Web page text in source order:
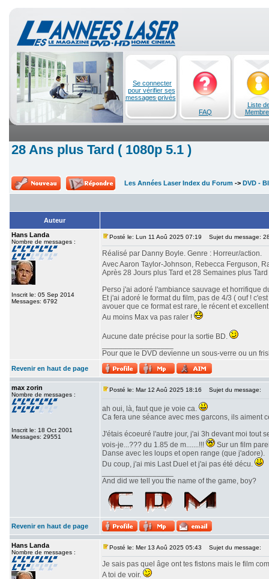
Se connecter
pour vérifier ses
messages privés
FAQ
Liste
28 Ans plus Tard ( 1080p 5.1 )
Les Années Laser Index du Forum -> DVD -
Auteur
Hans Landa
Nombre de messages :
Inscrit le: 05 Sep 2014
Messages: 6792
Posté le: Lun 11 Aoû 2025 07:19 Sujet du message:
Réalisé par Danny Boyle. Genre : Horreur/action.
Avec Aaron Taylor-Johnson, Rebecca Ferguson,
Après 28 Jours plus Tard et 28 Semaines plus
Perso j'ai adoré l'ambiance sauvage et horrifique
Et j'ai adoré le format du film, pas de 4/3 ( ouf !
avouer que ce format est rare, le récent et
Au moins Max va pas raler !
Aucune date précise pour la sortie BD.
Pour que le DVD devienne un sous-verre ou un
Revenir en haut de page
max zorin
Nombre de messages :
Inscrit le: 18 Oct 2001
Messages: 29551
Posté le: Mar 12 Aoû 2025 18:16 Sujet du message:
ah oui, là, faut que je voie ca.
Ca fera une séance avec mes garcons, ils aiment
J'étais écoeuré l'autre jour, j'ai 3h devant moi tout
vois-je...??? du 1.85 de m.......!!!
Sur un film
Danse avec les loups et open range (que j'adore).
Du coup, j'ai mis Last Duel et j'ai pas été décu.
And did we tell you the name of the game, boy?
Revenir en haut de page
Hans Landa
Nombre de messages :
Posté le: Mer 13 Aoû 2025 05:43 Sujet du message:
Je sais pas quel âge ont tes fistons mais le film
A toi de voir.